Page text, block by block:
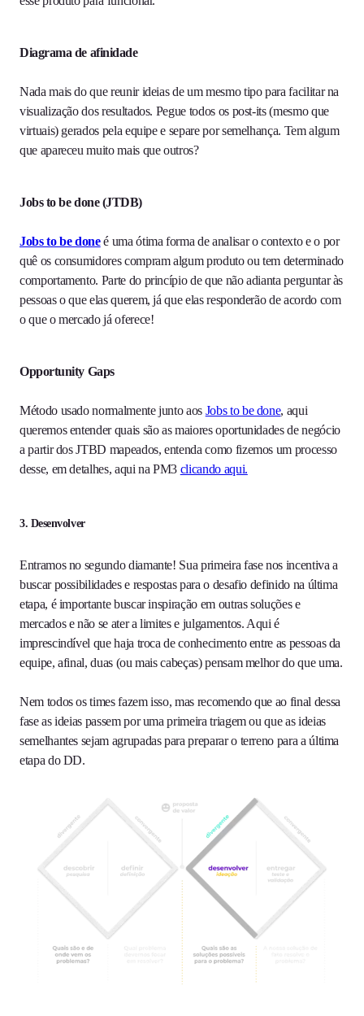
Diagrama de afinidade
Nada mais do que reunir ideias de um mesmo tipo para facilitar na
visualização dos resultados. Pegue todos os post-its (mesmo que
virtuais) gerados pela equipe e separe por semelhança. Tem algum
que apareceu muito mais que outros?
Jobs to be done (JTDB)
Jobs to be doneé uma ótima forma de analisar o contexto e o por
quê os consumidores compram algum produto ou tem determinado
comportamento. Parte do princípio de que não adianta perguntar às
pessoas o que elas querem, já que elas responderão de acordo com
o que o mercado já oferece!
Opportunity Gaps
Método usado normalmente junto aos Jobs to be done, aqui
queremos entender quais são as maiores oportunidades de negócio
a partir dos JTBD mapeados, entenda como fizemos um processo
desse, em detalhes, aqui na PM3 clicando aqui.
3. Desenvolver
Entramos no segundo diamante! Sua primeira fase nos incentiva a
buscar possibilidades e respostas para o desafio definido na última
etapa, é importante buscar inspiração em outras soluções e
mercados e não se ater a limites e julgamentos. Aqui é
imprescindível que haja troca de conhecimento entre as pessoas da
equipe, afinal, duas (ou mais cabeças) pensam melhor do que uma.
Nem todos os times fazem isso, mas recomendo que ao final dessa
fase as ideias passem por uma primeira triagem ou que as ideias
semelhantes sejam agrupadas para preparar o terreno para a última
etapa do DD.